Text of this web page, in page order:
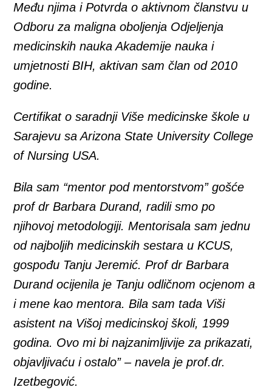
Među njima i Potvrda o aktivnom članstvu u
Odboru za maligna oboljenja Odjeljenja
medicinskih nauka Akademije nauka i
umjetnosti BIH, aktivan sam član od 2010
godine.
Certifikat o saradnji Više medicinske škole u
Sarajevu sa Arizona State University College
of Nursing USA.
Bila sam “mentor pod mentorstvom” gošće
prof dr Barbara Durand, radili smo po
njihovoj metodologiji. Mentorisala sam jednu
od najboljih medicinskih sestara u KCUS,
gospođu Tanju Jeremić. Prof dr Barbara
Durand ocijenila je Tanju odličnom ocjenom a
i mene kao mentora. Bila sam tada Viši
asistent na Višoj medicinskoj školi, 1999
godina. Ovo mi bi najzanimljivije za prikazati,
objavljivaću i ostalo” – navela je prof.dr.
Izetbegović.